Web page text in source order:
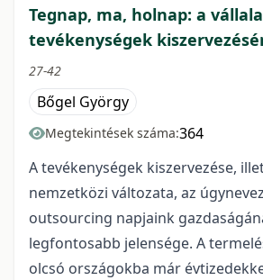
Tegnap, ma, holnap: a
tevékenységek
27-42
Bőgel György
Megtekintések száma:364
A tevékenységek kiszervezése,
nemzetközi változata, az
outsourcing napjaink
legfontosabb jelensége. A
olcsó országokba már